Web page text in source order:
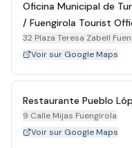
Oficina Municipal de
/ Fuengirola Tourist
32 Plaza Teresa Zabell
Voir sur Google Maps
Restaurante Pueblo
9 Calle Mijas Fuengirola
Voir sur Google Maps